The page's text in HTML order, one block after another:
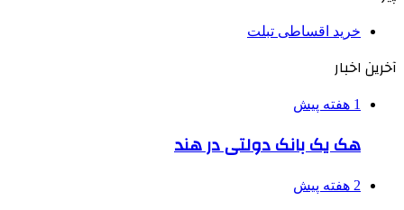
خرید اقساطی تبلت
آخرین اخبار
1 هفته پیش
هک یک بانک دولتی در هند
2 هفته پیش